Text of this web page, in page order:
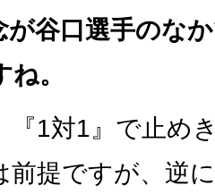
が谷口選手のな
。
『1対1』で止め
前提ですが、逆